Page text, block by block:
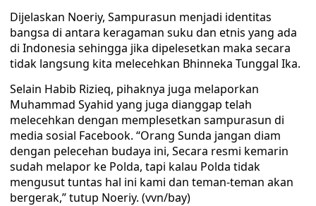
Dijelaskan Noeriy, Sampurasun menjadi identitas
bangsa di antara keragaman suku dan etnis yang ada
di Indonesia sehingga jika dipelesetkan maka secara
tidak langsung kita melecehkan Bhinneka Tunggal Ika.
Selain Habib Rizieq, pihaknya juga melaporkan
Muhammad Syahid yang juga dianggap telah
melecehkan dengan memplesetkan sampurasun di
media sosial Facebook. “Orang Sunda jangan diam
dengan pelecehan budaya ini, Secara resmi kemarin
sudah melapor ke Polda, tapi kalau Polda tidak
mengusut tuntas hal ini kami dan teman-teman akan
bergerak,” tutup Noeriy. (vvn/bay)